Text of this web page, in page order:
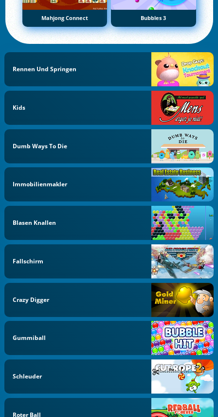
Mahjong Connect Bubbles 3
Rennen Und Springen
Kids
Dumb Ways To Die
Immobilienmakler
Blasen Knallen
Fallschirm
Crazy Digger
Gummiball
Schleuder
Roter Ball